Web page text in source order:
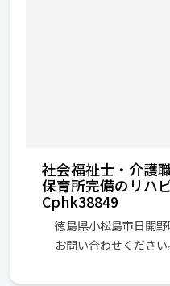
社会福祉士・介護
保育所完備のリハ
Cphk38849
徳島県小松島市日開
お問い合わせください